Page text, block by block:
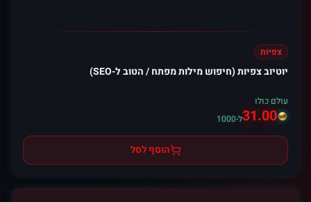
צפיות
יוטיוב צפיות (חיפוש מילות מפתח / הטוב ל-SEO)
עולם כולו
31.00ל-1000
הוסף לסל